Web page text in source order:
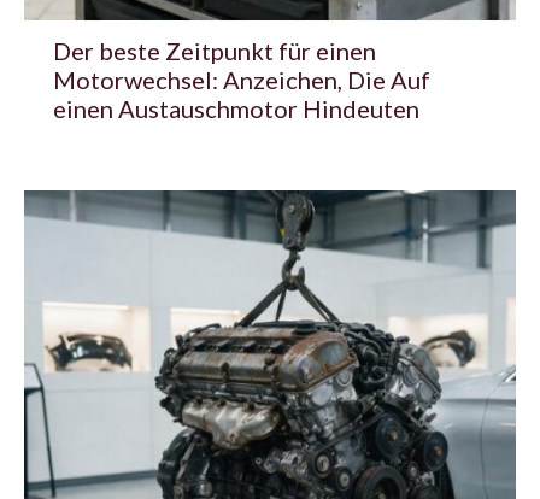
Der beste Zeitpunkt für einen
Motorwechsel: Anzeichen, Die Auf
einen Austauschmotor Hindeuten